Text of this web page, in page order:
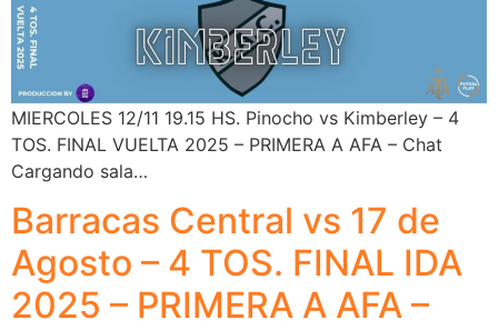
MIERCOLES 12/11 19.15 HS. Pinocho vs Kimberley – 4
TOS. FINAL VUELTA 2025 – PRIMERA A AFA – Chat
Cargando sala…
Barracas Central vs 17 de
Agosto – 4 TOS. FINAL IDA
2025 – PRIMERA A AFA –